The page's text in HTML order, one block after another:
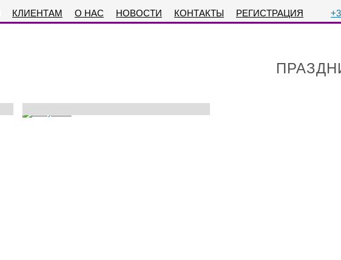
КЛИЕНТАМ О НАС НОВОСТИ КОНТАКТЫ РЕГИСТРАЦИЯ